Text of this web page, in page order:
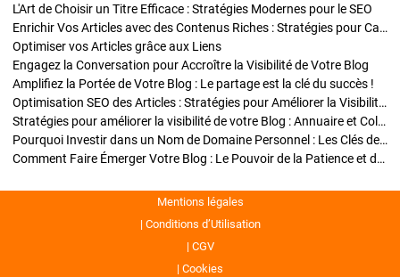
L'Art de Choisir un Titre Efficace : Stratégies Modernes pour le SEO
Enrichir Vos Articles avec des Contenus Riches : Stratégies pour Captiver et Optimiser
Optimiser vos Articles grâce aux Liens
Engagez la Conversation pour Accroître la Visibilité de Votre Blog
Amplifiez la Portée de Votre Blog : Le partage est la clé du succès !
Optimisation SEO des Articles : Stratégies pour Améliorer la Visibilité de Votre Blog
Stratégies pour améliorer la visibilité de votre Blog : Annuaire et Collaborations
Pourquoi Investir dans un Nom de Domaine Personnel : Les Clés de la Réussite de Votre Blog
Comment Faire Émerger Votre Blog : Le Pouvoir de la Patience et de la Persévérance
Mentions légales
Conditions d’Utilisation
CGV
Cookies